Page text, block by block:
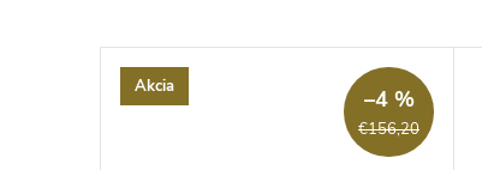
Akcia
€156,20
–4 %